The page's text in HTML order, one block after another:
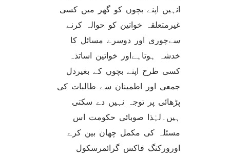
انہیں اپنے بچوں کو گھر میں کسی
غیرمتعلقہ خواتین کو حوالہ کرنے
سےچوری اور دوسرے مسائل کا
خدشہ ہوتاہےاور خواتین اساتذہ
کسی طرح اپنے بچوں کے بغیردل
جمعی اور اطمینان سے طالبات کی
پڑھائی پر توجہ نہیں دے سکتی
ہیں۔لہٰذا صوبائی حکومت اس
مسئلہ کی مکمل چھان بین کرے
اورورکنگ فاکس گرائمرسکول